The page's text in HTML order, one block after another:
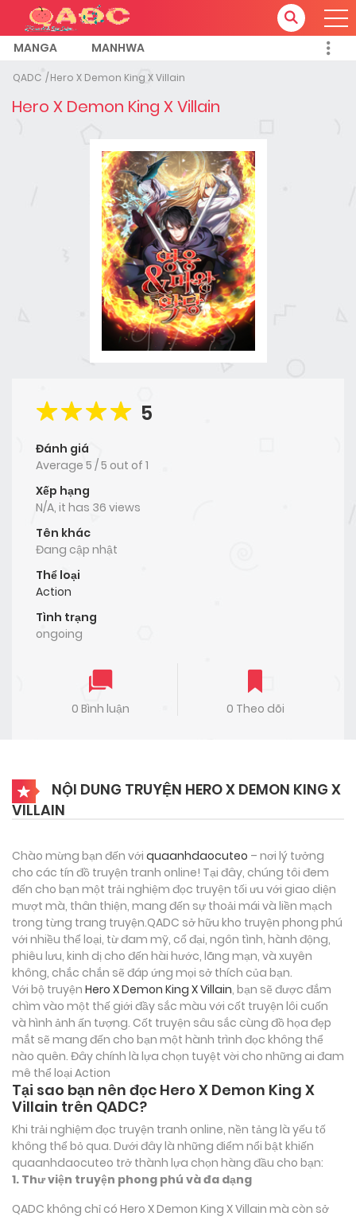
MANGA MANHWA
QADC Hero X Demon King X Villain
Hero X Demon King X Villain
5
Đánh giá
Average 5 /5 out of 1
Xếp hạng
N/A, it has 36 views
Tên khác
Đang cập nhật
Thể loại
Action
Tình trạng
ongoing
0 Bình luận 0 Theo dõi
NỘI DUNG TRUYỆN HERO X DEMON KING X
VILLAIN
Chào mừng bạn đến với quaanhdaocuteo – nơi lý tưởng
cho các tín đồ truyện tranh online! Tại đây, chúng tôi đem
đến cho bạn một trải nghiệm đọc truyện tối ưu với giao diện
mượt mà, thân thiện, mang đến sự thoải mái và liền mạch
trong từng trang truyện.QADC sở hữu kho truyện phong phú
với nhiều thể loại, từ đam mỹ, cổ đại, ngôn tình, hành động,
phiêu lưu, kinh dị cho đến hài hước, lãng mạn, và xuyên
không, chắc chắn sẽ đáp ứng mọi sở thích của bạn.
Với bộ truyện Hero X Demon King X Villain, bạn sẽ được đắm
chìm vào một thế giới đầy sắc màu với cốt truyện lôi cuốn
và hình ảnh ấn tượng. Cốt truyện sâu sắc cùng đồ họa đẹp
mắt sẽ mang đến cho bạn một hành trình đọc không thể
nào quên. Đây chính là lựa chọn tuyệt vời cho những ai đam
mê thể loại Action
Tại sao bạn nên đọc Hero X Demon King X
Villain trên QADC?
Khi trải nghiệm đọc truyện tranh online, nền tảng là yếu tố
không thể bỏ qua. Dưới đây là những điểm nổi bật khiến
quaanhdaocuteo trở thành lựa chọn hàng đầu cho bạn:
1. Thư viện truyện phong phú và đa dạng
QADC không chỉ có Hero X Demon King X Villain mà còn sở